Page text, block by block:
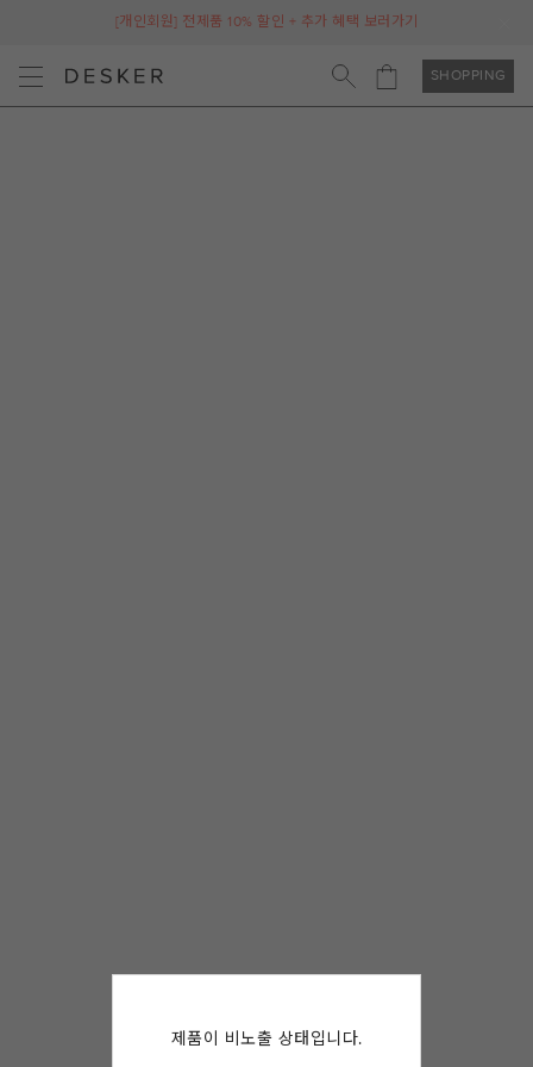
[개인회원] 전제품 10% 할인 + 추가 혜택 보러가기
SHOPPING
제품이 비노출 상태입니다.